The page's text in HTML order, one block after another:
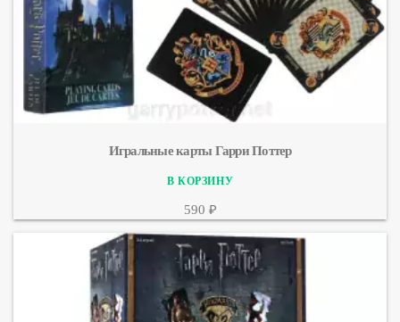
Игральные карты Гарри Поттер
590 ₽